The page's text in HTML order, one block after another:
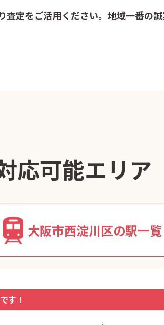
定をご活用ください。地域一番の
応可能エリア
大阪市西淀川区の駅一覧
す！